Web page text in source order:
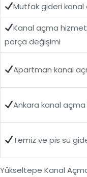
Mutfak gideri kanal
Kanal açma
parça değişimi
Apartman kanal
Ankara kanal açma
Temiz ve pis su
Yükseltepe Kanal